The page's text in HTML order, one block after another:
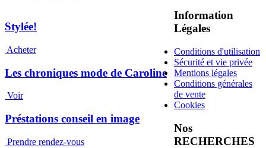
Stylée!
Acheter
Les chroniques mode de Caroline
Voir
Préstations conseil en image
Prendre rendez-vous
Information
Légales
Conditions d'utilisation
Sécurité et vie privée
Mentions légales
Conditions générales
de vente
Cookies
Nos
RECHERCHES